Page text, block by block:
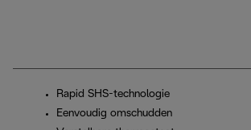
Rapid SHS-technologie
Eenvoudig omschudden